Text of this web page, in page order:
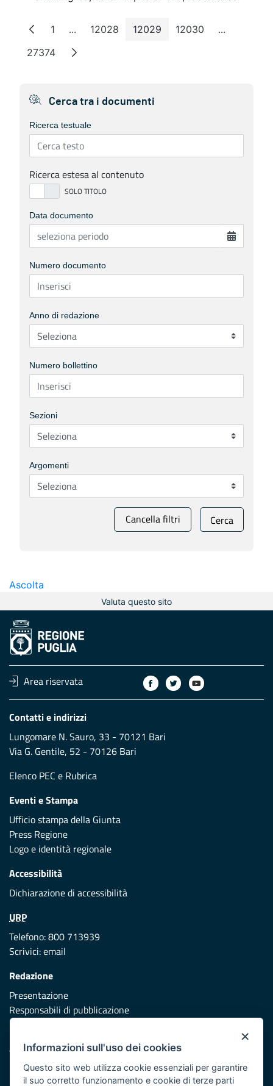
Page
1 ...Intermediate Pages
Page
12028 Page
12029 Page
12030 ...
Page
27374
Cerca tra i documenti
Ricerca testuale
Ricerca estesa al contenuto
Data documento
Numero documento
Anno di redazione
Numero bollettino
Sezioni
Argomenti
Cancella filtri Cerca
Ascolta
Valuta questo sito
Area riservata
Contatti e indirizzi
Lungomare N. Sauro, 33 - 70121 Bari
Via G. Gentile, 52 - 70126 Bari
Elenco PEC e Rubrica
Eventi e Stampa
Ufficio stampa della Giunta
Press Regione
Logo e identità regionale
Accessibilità
Dichiarazione di accessibilità
URP
Telefono: 800 713939
Scrivici:email
Redazione
Presentazione
Responsabili di pubblicazione
Vai al sito di Protezione Civile Puglia
Iniziativa finanziata con risorse del POR Puglia 2014/2020 -
×
Informazioni sull'uso dei cookies
Questo sito web utilizza cookie essenziali per garantire
il suo corretto funzionamento e cookie di terze parti